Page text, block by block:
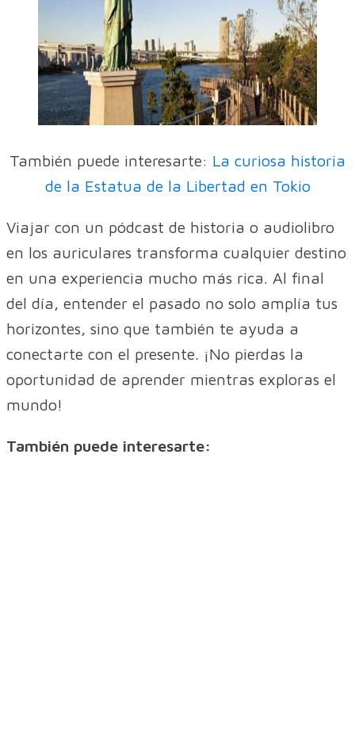
También puede interesarte: La curiosa historia
de la Estatua de la Libertad en Tokio
Viajar con un pódcast de historia o audiolibro
en los auriculares transforma cualquier destino
en una experiencia mucho más rica. Al final
del día, entender el pasado no solo amplía tus
horizontes, sino que también te ayuda a
conectarte con el presente. ¡No pierdas la
oportunidad de aprender mientras exploras el
mundo!
También puede interesarte: